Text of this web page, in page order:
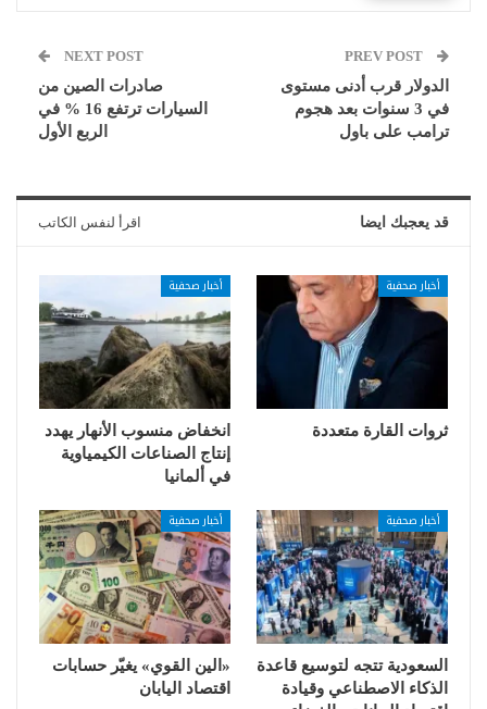
الدولار قرب أدنى مستوى
في 3 سنوات بعد هجوم
ترامب على باول
NEXT POST
صادرات الصين من
السيارات ترتفع 16 % في
الربع الأول
قد يعجبك ايضا اقرأ لنفس الكاتب
أخبار صحفية
ثروات القارة متعددة
أخبار صحفية
انخفاض منسوب الأنهار يهدد
إنتاج الصناعات الكيمياوية
في ألمانيا
أخبار صحفية
السعودية تتجه لتوسيع قاعدة
الذكاء الاصطناعي وقيادة
أخبار صحفية
«الين القوي» يغيّر حسابات
اقتصاد اليابان